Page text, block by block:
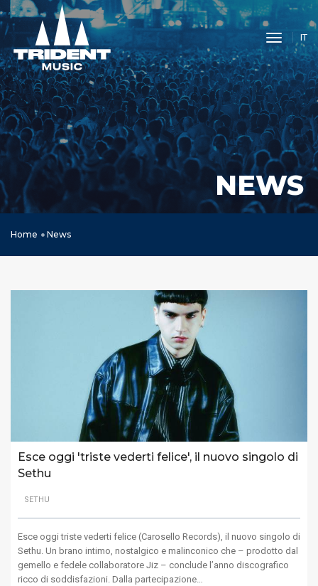
toggle
IT
NEWS
Home News
Esce oggi 'triste vederti felice', il nuovo singolo di
Sethu
SETHU
Esce oggi triste vederti felice (Carosello Records), il nuovo singolo di
Sethu. Un brano intimo, nostalgico e malinconico che – prodotto dal
gemello e fedele collaboratore Jiz – conclude l’anno discografico
ricco di soddisfazioni. Dalla partecipazione…